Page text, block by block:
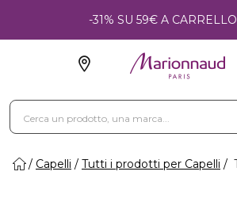
-31% SU 59€ A
Capelli Tutti i prodotti per Capelli